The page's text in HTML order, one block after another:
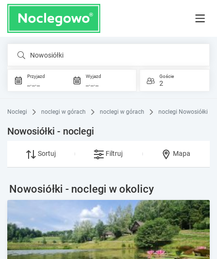
Nowosiółki
Przyjazd
_._._
Wyjazd
_._._
Goście
2
Noclegi noclegi w górach noclegi w górach noclegi Nowosiółki
Nowosiółki - noclegi
Sortuj Filtruj Mapa
Nowosiółki - noclegi w okolicy